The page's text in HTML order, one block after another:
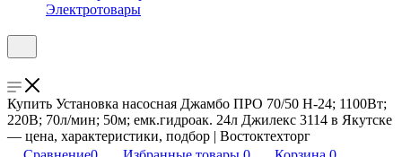
Электротовары
Купить Установка насосная Джамбо ПРО 70/50 Н-24; 1100Вт;
220В; 70л/мин; 50м; емк.гидроак. 24л Джилекс 3114 в Якутске
— цена, характеристики, подбор | Востоктехторг